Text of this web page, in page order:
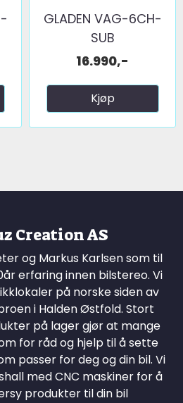
GLADEN VAG-6CH-
SUB
16.990,-
Kjøp
Creation AS
og Markus Karlsen som til
erfaring innen bilstereo. Vi
på norske siden av
i Halden Østfold. Stort
på lager gjør at mange
for råd og hjelp til å sette
passer for deg og din bil. Vi
med CNC maskiner for å
produkter til din bil